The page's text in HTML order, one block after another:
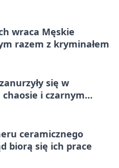
wraca Męskie
razem z kryminałem
się w
chaosie i czarnym
ceramicznego
biorą się ich prace